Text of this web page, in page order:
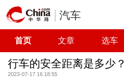
汽车
首页 文章 选车
行车的安全距离是多少？
2023-07-17 16:18:55